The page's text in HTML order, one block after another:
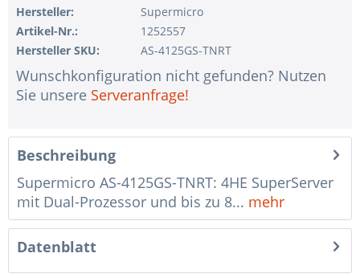
Hersteller:
Supermicro
Artikel-Nr.:
1252557
Hersteller SKU:
AS-4125GS-TNRT
Wunschkonfiguration nicht gefunden? Nutzen
Sie unsere Serveranfrage!
Beschreibung
Supermicro AS-4125GS-TNRT: 4HE SuperServer
mit Dual-Prozessor und bis zu 8... mehr
Datenblatt